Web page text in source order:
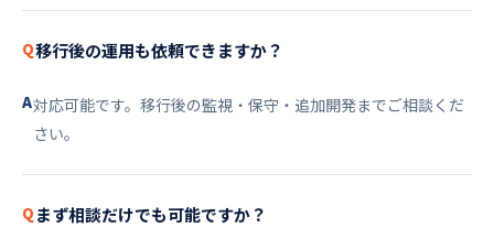
Q移行後の運用も依頼できますか？
A対応可能です。移行後の監視・保守・追加開発までご相談くだ
さい。
Q まず相談だけでも可能ですか？